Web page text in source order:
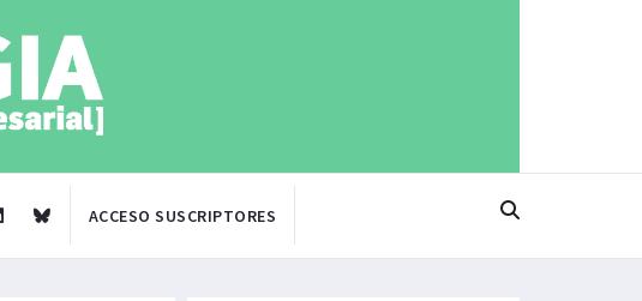
ACCESO SUSCRIPTORES